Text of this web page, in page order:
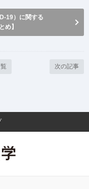
19）に関する
め】
次の記事